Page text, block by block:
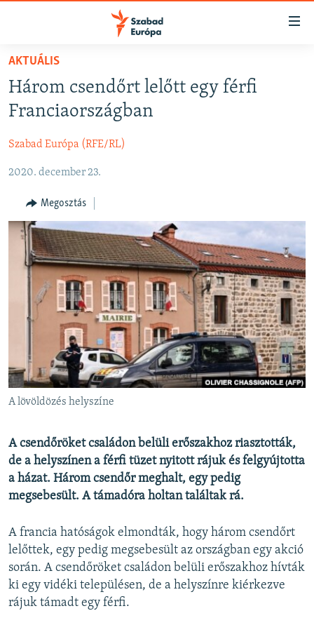
Akadálymentes
Ugrás
fő
oldalra
Ugrás
VIDEÓK
ELEMZŐ
NER15
SZABADON
TÁRSADALOM
DEMOKRÁCIA
A PÉNZ NYOMÁBAN
EURÓPAI UNIÓ
VILÁG
KLÍMAVÁLTOZÁS
A MÚLT TANULSÁGAI
KÖVESSEN MINKET!
Valamennyi RFE/RL weboldal
AKTUÁLIS
Három csendőrt lelőtt egy férfi
Franciaországban
Szabad Európa (RFE/RL)
2020. december 23.
Megosztás
A lövöldözés helyszíne
A csendőröket családon belüli erőszakhoz riasztották,
de a helyszínen a férfi tüzet nyitott rájuk és felgyújtotta
a házat. Három csendőr meghalt, egy pedig
megsebesült. A támadóra holtan találtak rá.
A francia hatóságok elmondták, hogy három csendőrt
lelőttek, egy pedig megsebesült az országban egy akció
során. A csendőröket családon belüli erőszakhoz hívták
ki egy vidéki településen, de a helyszínre kiérkezve
rájuk támadt egy férfi.
FELIRATKOZÁS